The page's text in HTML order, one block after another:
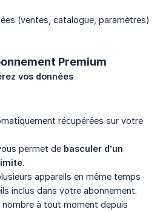
(ventes, catalogue, paramètres)
Premium
vos données
récupérées sur votre
permet de basculer d’un
.
appareils en même temps
inclus dans votre abonnement.
à tout moment depuis